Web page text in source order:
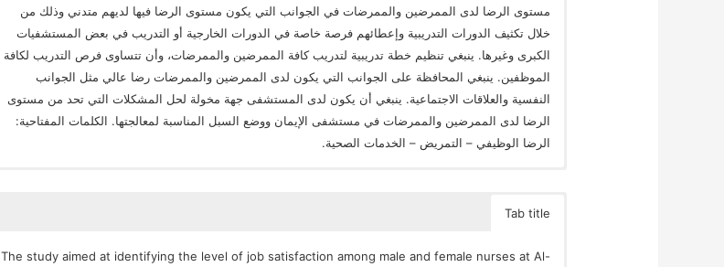
مستوى الرضا لدى الممرضين والممرضات في الجوانب التي يكون مستوى الرضا فيها لديهم متدني وذلك من
خلال تكثيف الدورات التدريبية وإعطائهم فرصة خاصة في الدورات الخارجية أو التدريب في بعض المستشفيات
الكبرى وغيرها. ينبغي تنظيم خطة تدريبية لتدريب كافة الممرضين والممرضات، وأن تتساوى فرص التدريب لكافة
الموظفين. ينبغي المحافظة على الجوانب التي يكون لدى الممرضين والممرضات رضا عالي مثل الجوانب
النفسية والعلاقات الاجتماعية. ينبغي أن يكون لدى المستشفى جهة مخولة لحل المشكلات التي تحد من مستوى
الرضا لدى الممرضين والممرضات في مستشفى الإيمان ووضع السبل المناسبة لمعالجتها. الكلمات المفتاحية:
الرضا الوظيفي – التمريض – الخدمات الصحية.
Tab title
The study aimed at identifying the level of job satisfaction among male and female nurses at Al-